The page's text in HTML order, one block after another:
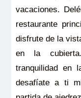
vacaciones.
restaurante
disfrute de la
en la
tranquilidad en
desafíate a ti